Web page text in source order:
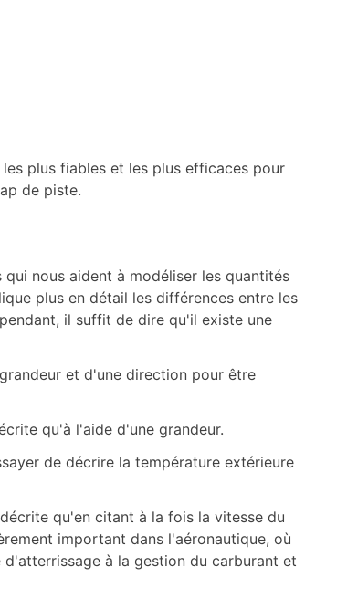
plus fiables et les plus efficaces pour
de piste.
nous aident à modéliser les quantités
plus en détail les différences entre les
il suffit de dire qu'il existe une
et d'une direction pour être
qu'à l'aide d'une grandeur.
de décrire la température extérieure
qu'en citant à la fois la vitesse du
important dans l'aéronautique, où
à la gestion du carburant et